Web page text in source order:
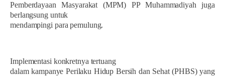
Pemberdayaan Masyarakat (MPM) PP Muhammadiyah juga
berlangsung untuk
mendampingi para pemulung.
Implementasi konkretnya tertuang
dalam kampanye Perilaku Hidup Bersih dan Sehat (PHBS) yang